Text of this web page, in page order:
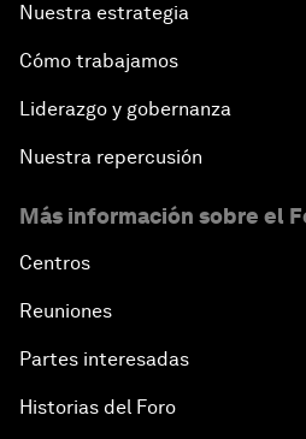
Nuestra estrategia
Cómo trabajamos
Liderazgo y gobernanza
Nuestra repercusión
Más información sobre el
Centros
Reuniones
Partes interesadas
Historias del Foro